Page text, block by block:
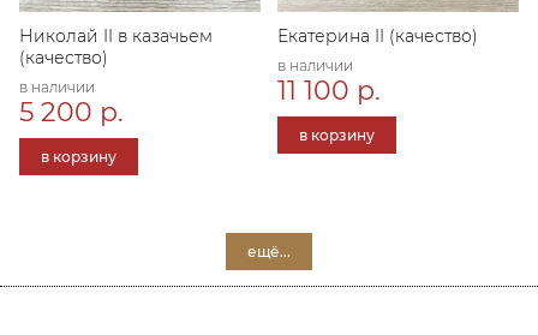
Николай II в казачьем
(качество)
в наличии
5 200 р.
в корзину
Екатерина II (качество)
в наличии
11 100 р.
в корзину
ещё...